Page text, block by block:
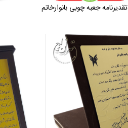
تقدیرنامه جعبه چوبی بانوارخاتم